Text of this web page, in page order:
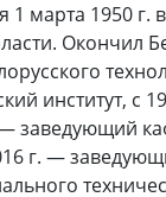
1 марта 1950 г.
Окончил
институт, с
— заведующий
г. —